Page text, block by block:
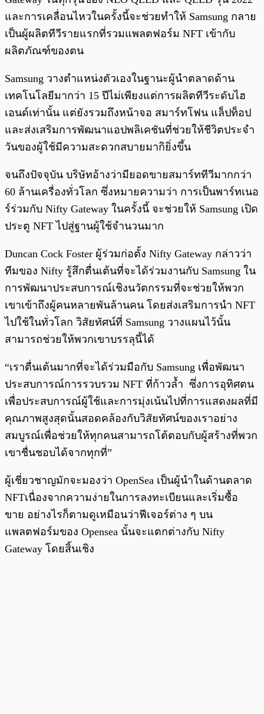
และการเคลื่อนไหวในครั้งนี้จะช่วยทำให้ Samsung กลาย
เป็นผู้ผลิตทีวีรายแรกที่รวมแพลตฟอร์ม NFT เข้ากับ
ผลิตภัณฑ์ของตน
Samsung วางตำแหน่งตัวเองในฐานะผู้นำตลาดด้าน
เทคโนโลยีมากว่า 15 ปีไม่เพียงแต่การผลิตทีวีระดับไฮ
เอนด์เท่านั้น แต่ยังรวมถึงหน้าจอ สมาร์ทโฟน แล็ปท็อป
และส่งเสริมการพัฒนาแอปพลิเคชันที่ช่วยให้ชีวิตประจำ
วันของผู้ใช้มีความสะดวกสบายมากิยิ่งขึ้น
จนถึงปัจจุบัน บริษัทอ้างว่ามียอดขายสมาร์ททีวีมากกว่า
60 ล้านเครื่องทั่วโลก ซึ่งหมายความว่า การเป็นพาร์ทเนอ
ร์ร่วมกับ Nifty Gateway ในครั้งนี้ จะช่วยให้ Samsung เปิด
ประตู NFT ไปสู่ฐานผู้ใช้จำนวนมาก
Duncan Cock Foster ผู้ร่วมก่อตั้ง Nifty Gateway กล่าวว่า
ทีมของ Nifty รู้สึกตื่นเต้นที่จะได้ร่วมงานกับ Samsung ใน
การพัฒนาประสบการณ์เชิงนวัตกรรมที่จะช่วยให้พวก
เขาเข้าถึงผู้คนหลายพันล้านคน โดยส่งเสริมการนำ NFT
ไปใช้ในทั่วโลก วิสัยทัศน์ที่ Samsung วางแผนไว้นั้น
สามารถช่วยให้พวกเขาบรรลุนี้ได้
“เราตื่นเต้นมากที่จะได้ร่วมมือกับ Samsung เพื่อพัฒนา
ประสบการณ์การรวบรวม NFT ที่ก้าวล้ำ ซึ่งการอุทิศตน
เพื่อประสบการณ์ผู้ใช้และการมุ่งเน้นไปที่การแสดงผลที่มี
คุณภาพสูงสุดนั้นสอดคล้องกับวิสัยทัศน์ของเราอย่าง
สมบูรณ์เพื่อช่วยให้ทุกคนสามารถโต้ตอบกับผู้สร้างที่พวก
เขาชื่นชอบได้จากทุกที่”
ผู้เชี่ยวชาญมักจะมองว่า OpenSea เป็นผู้นำในด้านตลาด
NFTเนื่องจากความง่ายในการลงทะเบียนและเริ่มซื้อ
ขาย อย่างไรก็ตามดูเหมือนว่าฟีเจอร์ต่าง ๆ บน
แพลตฟอร์มของ Opensea นั้นจะแตกต่างกับ Nifty
Gateway โดยสิ้นเชิง